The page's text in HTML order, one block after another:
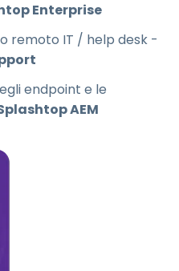
Enterprise
remoto IT / help desk -
endpoint e le
AEM